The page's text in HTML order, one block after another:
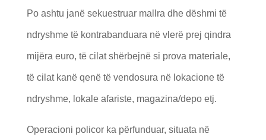
Po ashtu janë sekuestruar mallra dhe dëshmi të
ndryshme të kontrabanduara në vlerë prej qindra
mijëra euro, të cilat shërbejnë si prova materiale,
të cilat kanë qenë të vendosura në lokacione të
ndryshme, lokale afariste, magazina/depo etj.
Operacioni policor ka përfunduar, situata në